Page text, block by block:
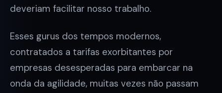
deveriam facilitar nosso trabalho.
Esses gurus dos tempos modernos,
contratados a tarifas exorbitantes por
empresas desesperadas para embarcar na
onda da agilidade, muitas vezes não passam